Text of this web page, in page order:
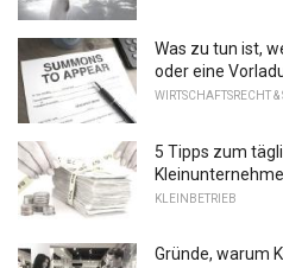
Was zu tun ist,
oder eine
WIRTSCHAFTSRECHT &
5 Tipps zum
KLEINBETRIEB
Gründe, warum